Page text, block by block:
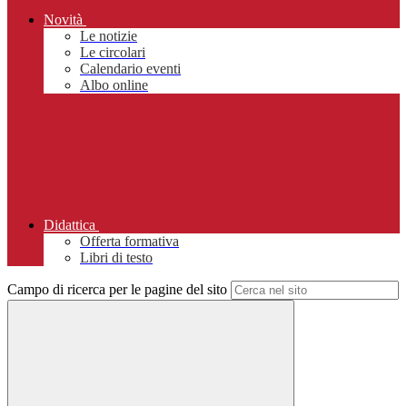
Novità
Le notizie
Le circolari
Calendario eventi
Albo online
Didattica
Offerta formativa
Libri di testo
Campo di ricerca per le pagine del sito